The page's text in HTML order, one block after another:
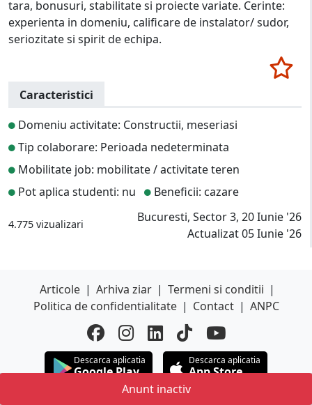
tara, bonusuri, stabilitate si proiecte variate. Cerinte:
experienta in domeniu, calificare de instalator/ sudor,
seriozitate si spirit de echipa.
Caracteristici
Domeniu activitate: Constructii, meseriasi
Tip colaborare: Perioada nedeterminata
Mobilitate job: mobilitate / activitate teren
Pot aplica studenti: nu
Beneficii: cazare
4.775 vizualizari
Bucuresti, Sector 3, 20 Iunie '26
Actualizat 05 Iunie '26
Anunt inactiv
Articole | Arhiva ziar | Termeni si conditii |
Politica de confidentialitate | Contact | ANPC
Descarca aplicatia
Google Play
Descarca aplicatia
App Store